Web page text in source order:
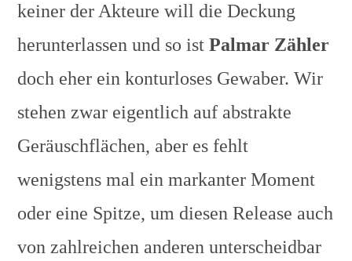
keiner der Akteure will die Deckung
herunterlassen und so istPalmar Zähler
doch eher ein konturloses Gewaber. Wir
stehen zwar eigentlich auf abstrakte
Geräuschflächen, aber es fehlt
wenigstens mal ein markanter Moment
oder eine Spitze, um diesen Release auch
von zahlreichen anderen unterscheidbar